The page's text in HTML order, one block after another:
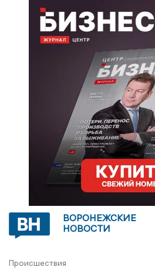
ВОРОНЕЖСКИЕ
НОВОСТИ
Происшествия